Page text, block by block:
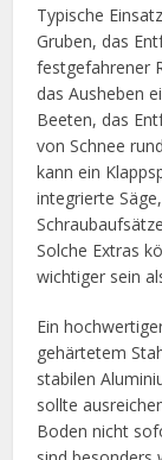
Typische
Gruben, das
festgefahrener
das Ausheben
Beeten, das
von Schnee
kann ein
integrierte
Solche Extras
wichtiger sein
Ein
gehärtetem
stabilen
sollte
Boden nicht